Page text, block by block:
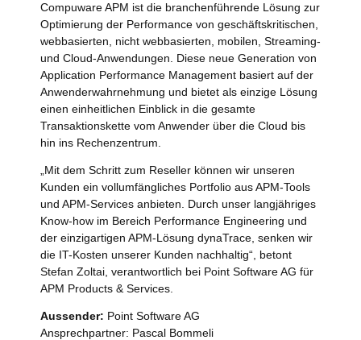
Compuware APM ist die branchenführende Lösung zur
Optimierung der Performance von geschäftskritischen,
webbasierten, nicht webbasierten, mobilen, Streaming-
und Cloud-Anwendungen. Diese neue Generation von
Application Performance Management basiert auf der
Anwenderwahrnehmung und bietet als einzige Lösung
einen einheitlichen Einblick in die gesamte
Transaktionskette vom Anwender über die Cloud bis
hin ins Rechenzentrum.
„Mit dem Schritt zum Reseller können wir unseren
Kunden ein vollumfängliches Portfolio aus APM-Tools
und APM-Services anbieten. Durch unser langjähriges
Know-how im Bereich Performance Engineering und
der einzigartigen APM-Lösung dynaTrace, senken wir
die IT-Kosten unserer Kunden nachhaltig“, betont
Stefan Zoltai, verantwortlich bei Point Software AG für
APM Products & Services.
Aussender: Point Software AG
Ansprechpartner: Pascal Bommeli